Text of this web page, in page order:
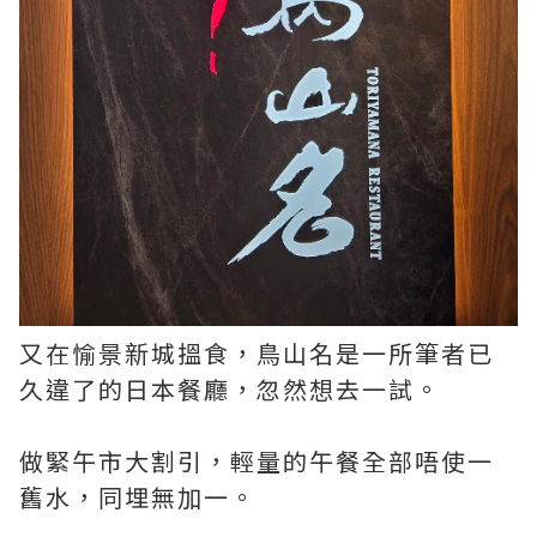
又在愉景新城搵食，鳥山名是一所筆者已
久違了的日本餐廳，忽然想去一試。
做緊午市大割引，輕量的午餐全部唔使一
舊水，同埋無加一。